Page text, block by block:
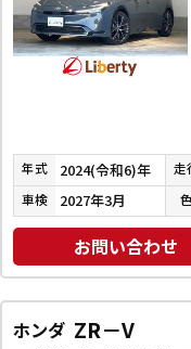
年式 2024(令和6)年 走
車検 2027年3月 色
お問い合わせ
ホンダ ZR－V